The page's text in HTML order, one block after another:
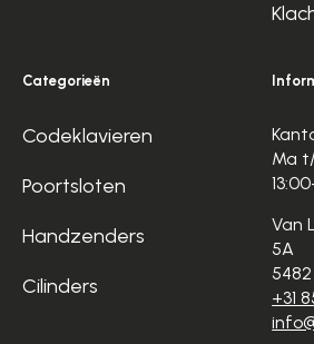
Categorieën
Codeklavieren
Poortsloten
Handzenders
Cilinders
Ma
Van
5A
+31